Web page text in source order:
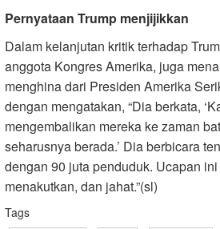
Pernyataan Trump menjijikkan
Dalam kelanjutan kritik terhadap
anggota Kongres Amerika, juga
menghina dari Presiden Amerika
dengan mengatakan, “Dia berkata,
mengembalikan mereka ke zaman
seharusnya berada.’ Dia berbicara
dengan 90 juta penduduk. Ucapan
menakutkan, dan jahat.”(sl)
Tags